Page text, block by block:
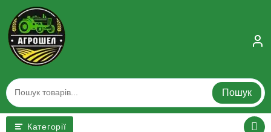
content
Пошук
Категорії